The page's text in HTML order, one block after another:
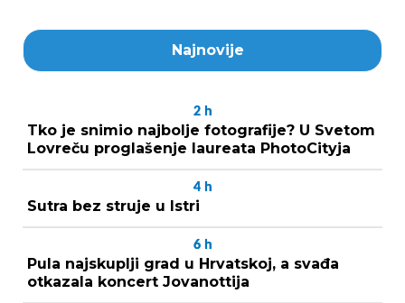
Najnovije
2 h
Tko je snimio najbolje fotografije? U Svetom
Lovreču proglašenje laureata PhotoCityja
4 h
Sutra bez struje u Istri
6 h
Pula najskuplji grad u Hrvatskoj, a svađa
otkazala koncert Jovanottija